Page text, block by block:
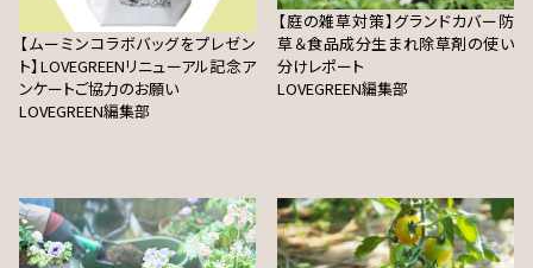
【ムーミンコラボバッグをプレゼン
ト】LOVEGREENリニューアル記念ア
ンケートご協力のお願い
LOVEGREEN編集部
【庭の雑草対策】グランドカバー防
草＆食品成分生まれ除草剤の使い
分けレポート
LOVEGREEN編集部